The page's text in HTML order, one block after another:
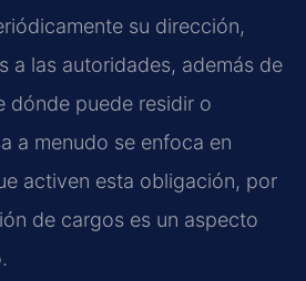
su dirección,
a las autoridades, además de
dónde puede residir o
a menudo se enfoca en
activen esta obligación, por
de cargos es un aspecto